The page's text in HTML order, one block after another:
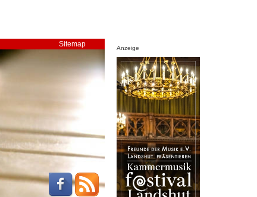
Sitemap Anzeige